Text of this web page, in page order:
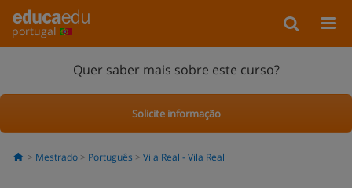
portugal
Quer saber mais sobre este curso?
Solicite informação
Mestrado Português Vila Real - Vila Real